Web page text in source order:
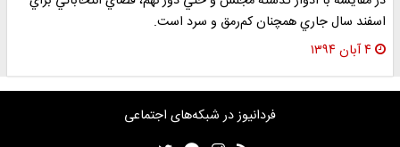
اسفند سال جاري همچنان كم‌رمق و سرد است.
۴ آبان ۱۳۹۴
فردانیوز در شبکه‌های اجتماعی